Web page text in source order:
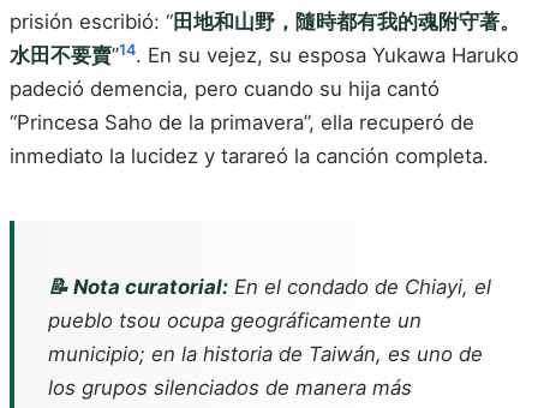
prisión escribió: “田地和山野，隨時都有我的魂附守著。
水田不要賣”14. En su vejez, su esposa Yukawa Haruko
padeció demencia, pero cuando su hija cantó
“Princesa Saho de la primavera”, ella recuperó de
inmediato la lucidez y tarareó la canción completa.
📝 Nota curatorial: En el condado de Chiayi, el
pueblo tsou ocupa geográficamente un
municipio; en la historia de Taiwán, es uno de
los grupos silenciados de manera más